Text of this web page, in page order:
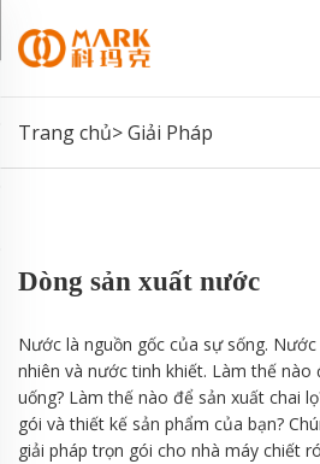
Trang chủ>Giải Pháp
Dòng sản xuất nước
Nước là nguồn gốc của sự sống.
nhiên và nước tinh khiết. Làm thế
uống? Làm thế nào để sản xuất chai
gói và thiết kế sản phẩm của bạn?
giải pháp trọn gói cho nhà máy chiết